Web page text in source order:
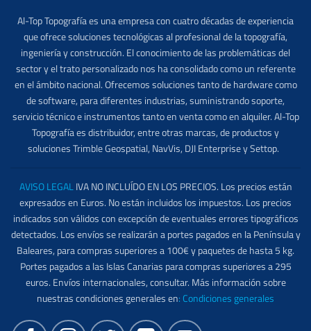
Al-Top Topografía es una empresa con cuatro décadas de experiencia
que ofrece soluciones tecnológicas al profesional de la topografía,
ingeniería y construcción. El conocimiento de las problemáticas del
sector y el trato personalizado nos ha consolidado como un referente
en el ámbito nacional. Ofrecemos soluciones tanto de hardware como
de software, para diferentes industrias, suministrando soporte,
servicio técnico e instrumentos tanto en venta como en alquiler. Al-Top
Topografía es distribuidor, entre otras marcas, de productos y
soluciones Trimble Geospatial, NavVis, DJI Enterprise y Settop.
AVISO LEGALIVA NO INCLUÍDO EN LOS PRECIOS. Los precios están
expresados en Euros. No están incluidos los impuestos. Los precios
indicados son válidos con excepción de eventuales errores tipográficos
detectados. Los envíos se realizarán a portes pagados en la Península y
Baleares, para compras superiores a 100€ y paquetes de hasta 5 kg.
Portes pagados a las Islas Canarias para compras superiores a 295
euros. Envíos internacionales, consultar. Más información sobre
nuestras condiciones generales en: Condiciones generales